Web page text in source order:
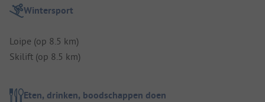
Wintersport
Loipe (op 8.5 km)
Skilift (op 8.5 km)
Eten, drinken, boodschappen doen